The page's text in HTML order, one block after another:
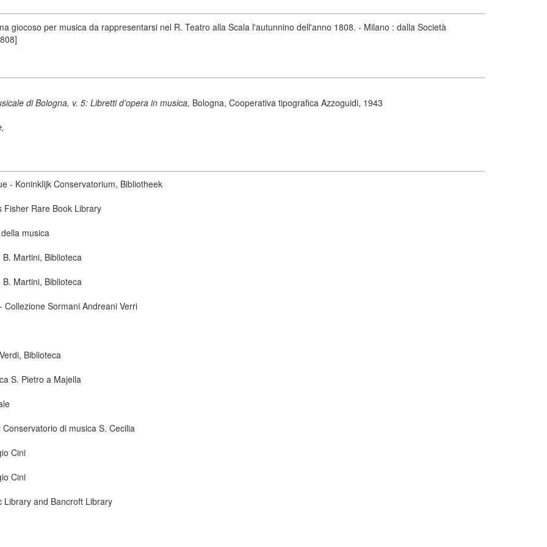
giocoso per musica da rappresentarsi nel R. Teatro alla Scala l'autunnino dell'anno 1808. - Milano : dalla Società
di Bologna, v. 5: Libretti d'opera in musica, Bologna, Cooperativa tipografica Azzoguidi, 1943
- Koninklijk Conservatorium, Bibliotheek
Fisher Rare Book Library
musica
Martini, Biblioteca
Martini, Biblioteca
Sormani Andreani Verri
Biblioteca
S. Pietro a Majella
di musica S. Cecilia
Cini
Cini
Library and Bancroft Library